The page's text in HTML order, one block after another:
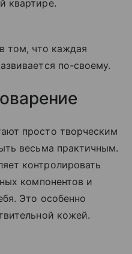
квартире.
том, что каждая
по-своему.
просто творческим
весьма практичным.
контролировать
компонентов и
Это особенно
кожей.